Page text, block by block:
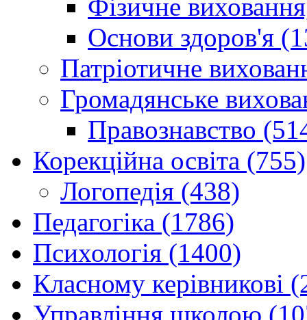
Фізичне
Основи здоров'я
Патріотичне
Громадянське
Правознавство
Корекційна освіта (755)
Логопедія (438)
Педагогіка (1786)
Психологія (1400)
Класному керівникові